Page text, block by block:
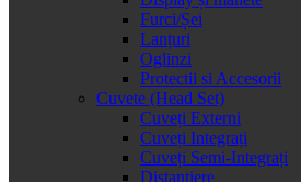
Furci/Șei
Lanțuri
Oglinzi
Protectii si Accesorii
Cuvete (Head Set)
Cuveți Externi
Cuveți Integrați
Cuveți Semi-Integrați
Distanțiere